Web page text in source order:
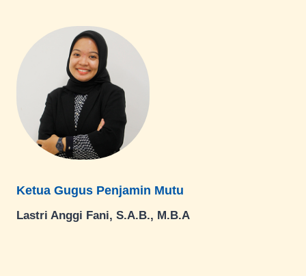
Ketua Gugus Penjamin Mutu
Lastri Anggi Fani, S.A.B., M.B.A